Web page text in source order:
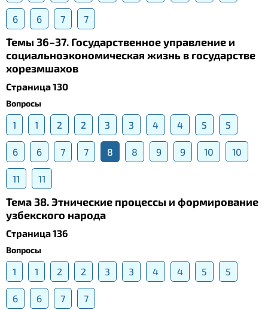
6 6 7 7
Темы 36–37. Государственное управление и
социальноэкономическая жизнь в государстве
хорезмшахов
Страница 130
Вопросы
1 1 2 2 3 3 4 4 5 5
6 6 7 7 8 8 9 9 10 10
11 11
Тема 38. Этнические процессы и формирование
узбекского народа
Страница 136
Вопросы
1 1 2 2 3 3 4 4 5 5
6 6 7 7